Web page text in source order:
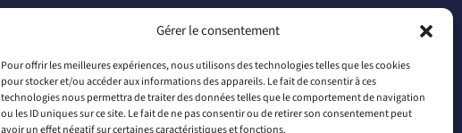
Gérer le consentement
Pour offrir les meilleures expériences, nous utilisons des technologies telles que les cookies
pour stocker et/ou accéder aux informations des appareils. Le fait de consentir à ces
technologies nous permettra de traiter des données telles que le comportement de navigation
ou les ID uniques sur ce site. Le fait de ne pas consentir ou de retirer son consentement peut
avoir un effet négatif sur certaines caractéristiques et fonctions.
par mail
contact@connectiled.com